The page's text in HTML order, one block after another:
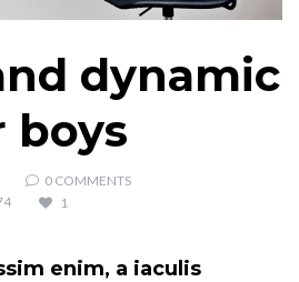
dynamic
boys
0 COMMENTS
1
enim, a iaculis